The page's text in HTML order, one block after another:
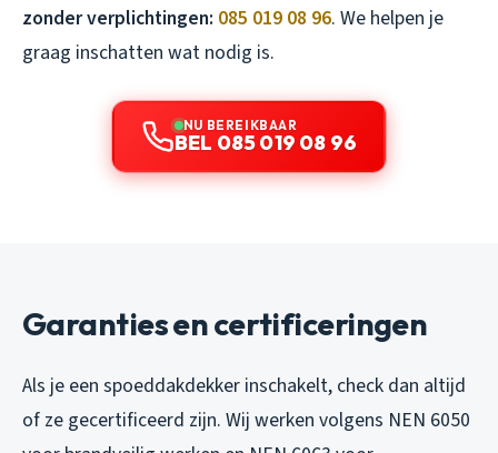
zonder verplichtingen: 085 019 08 96. We helpen je
graag inschatten wat nodig is.
NU BEREIKBAAR
BEL 085 019 08 96
Garanties en certificeringen
Als je een spoeddakdekker inschakelt, check dan altijd
of ze gecertificeerd zijn. Wij werken volgens NEN 6050